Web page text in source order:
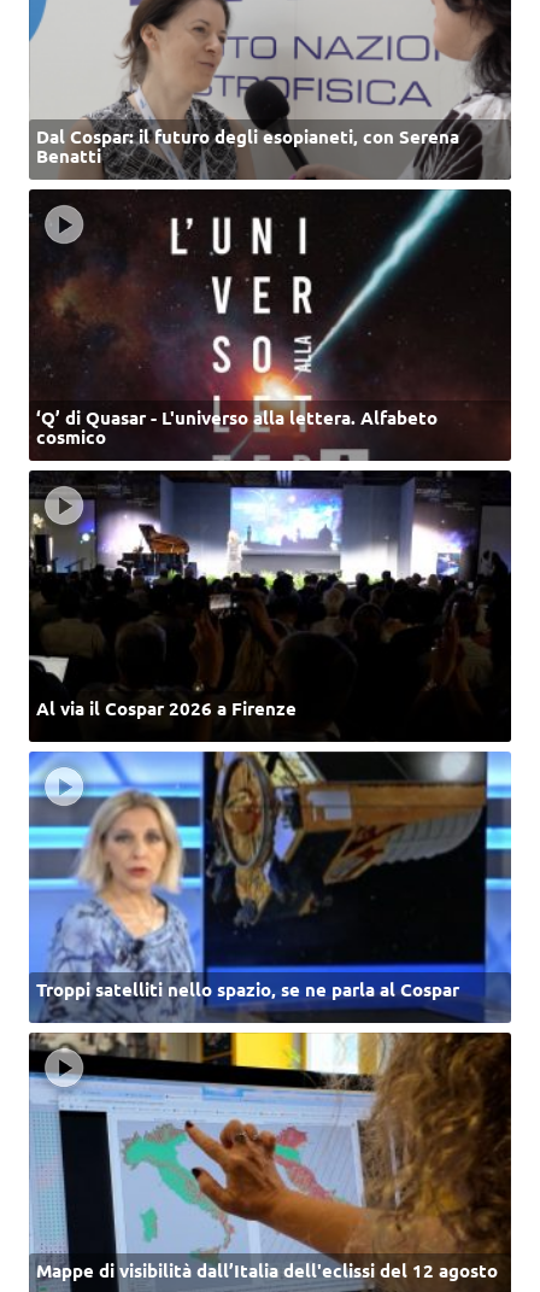
Dal Cospar: il futuro degli esopianeti, con Serena
Benatti
‘Q’ di Quasar - L'universo alla lettera. Alfabeto
cosmico
Al via il Cospar 2026 a Firenze
Troppi satelliti nello spazio, se ne parla al Cospar
Mappe di visibilità dall’Italia dell'eclissi del 12 agosto